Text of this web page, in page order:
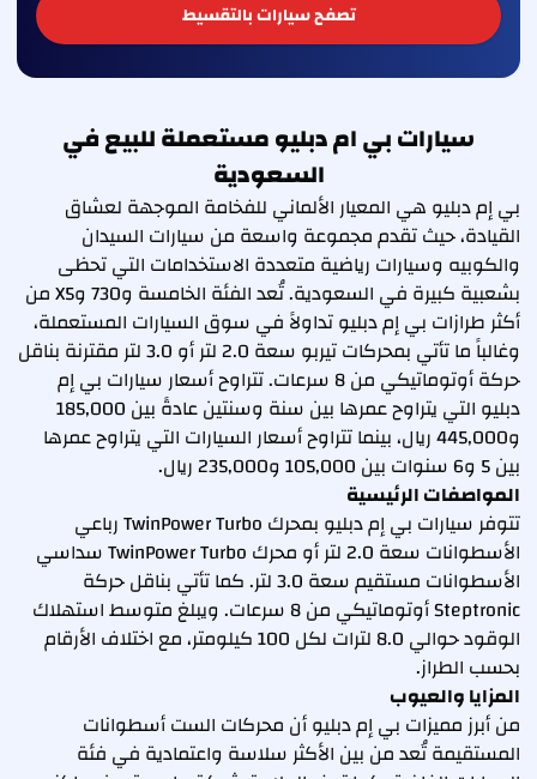
تصفح سيارات بالتقسيط
سيارات بي ام دبليو مستعملة للبيع في
السعودية
بي إم دبليو هي المعيار الألماني للفخامة الموجهة لعشاق
القيادة، حيث تقدم مجموعة واسعة من سيارات السيدان
والكوبيه وسيارات رياضية متعددة الاستخدامات التي تحظى
بشعبية كبيرة في السعودية. تُعد الفئة الخامسة و730 وX5 من
أكثر طرازات بي إم دبليو تداولاً في سوق السيارات المستعملة،
وغالباً ما تأتي بمحركات تيربو سعة 2.0 لتر أو 3.0 لتر مقترنة بناقل
حركة أوتوماتيكي من 8 سرعات. تتراوح أسعار سيارات بي إم
دبليو التي يتراوح عمرها بين سنة وسنتين عادةً بين 185,000
و445,000 ريال، بينما تتراوح أسعار السيارات التي يتراوح عمرها
بين 5 و6 سنوات بين 105,000 و235,000 ريال.
المواصفات الرئيسية
تتوفر سيارات بي إم دبليو بمحرك TwinPower Turbo رباعي
الأسطوانات سعة 2.0 لتر أو محرك TwinPower Turbo سداسي
الأسطوانات مستقيم سعة 3.0 لتر. كما تأتي بناقل حركة
Steptronic أوتوماتيكي من 8 سرعات. ويبلغ متوسط استهلاك
الوقود حوالي 8.0 لترات لكل 100 كيلومتر، مع اختلاف الأرقام
بحسب الطراز.
المزايا والعيوب
من أبرز مميزات بي إم دبليو أن محركات الست أسطوانات
المستقيمة تُعد من بين الأكثر سلاسة واعتمادية في فئة